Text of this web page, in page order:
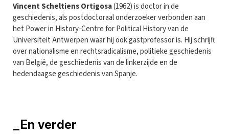
Vincent Scheltiens Ortigosa(1962) is doctor in de
geschiedenis, als postdoctoraal onderzoeker verbonden aan
het Power in History-Centre for Political History van de
Universiteit Antwerpen waar hij ook gastprofessor is. Hij schrijft
over nationalisme en rechtsradicalisme, politieke geschiedenis
van België, de geschiedenis van de linkerzijde en de
hedendaagse geschiedenis van Spanje.
_En verder